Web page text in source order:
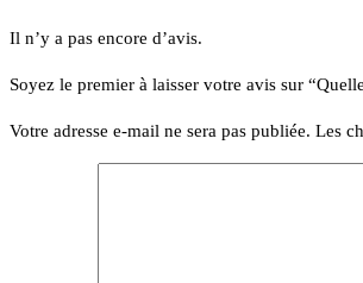
Il n’y a pas encore d’avis.
Soyez le premier à laisser votre avis sur
Votre adresse e-mail ne sera pas publiée. Les